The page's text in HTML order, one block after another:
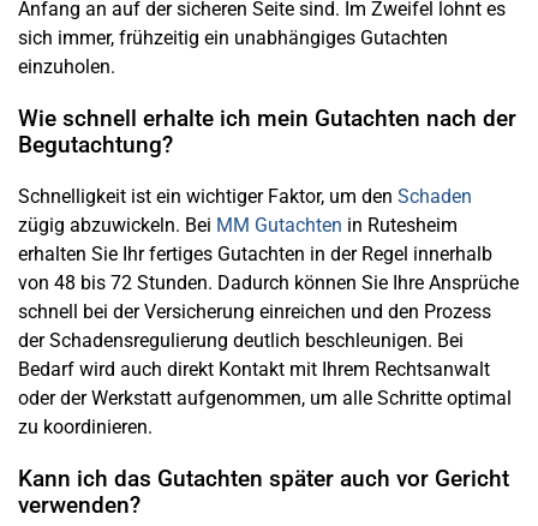
Anfang an auf der sicheren Seite sind. Im Zweifel lohnt es
sich immer, frühzeitig ein unabhängiges Gutachten
einzuholen.
Wie schnell erhalte ich mein Gutachten nach der
Begutachtung?
Schnelligkeit ist ein wichtiger Faktor, um den Schaden
zügig abzuwickeln. Bei MM Gutachten in Rutesheim
erhalten Sie Ihr fertiges Gutachten in der Regel innerhalb
von 48 bis 72 Stunden. Dadurch können Sie Ihre Ansprüche
schnell bei der Versicherung einreichen und den Prozess
der Schadensregulierung deutlich beschleunigen. Bei
Bedarf wird auch direkt Kontakt mit Ihrem Rechtsanwalt
oder der Werkstatt aufgenommen, um alle Schritte optimal
zu koordinieren.
Kann ich das Gutachten später auch vor Gericht
verwenden?